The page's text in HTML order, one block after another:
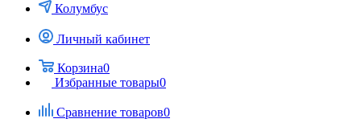
Колумбус
Личный кабинет
Корзина0
Избранные товары0
Сравнение товаров0